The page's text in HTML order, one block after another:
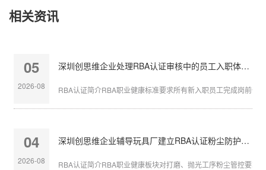
相关资讯
05
2026-08
深圳创思维企业处理RBA认证审核中的员工入职体检缺失
RBA认证简介RBA职业健康标准要求所有新入职员工完成岗前体
04
2026-08
深圳创思维企业辅导玩具厂建立RBA认证粉尘防护体系
RBA认证简介RBA职业健康板块对打磨、抛光工序粉尘管控要求